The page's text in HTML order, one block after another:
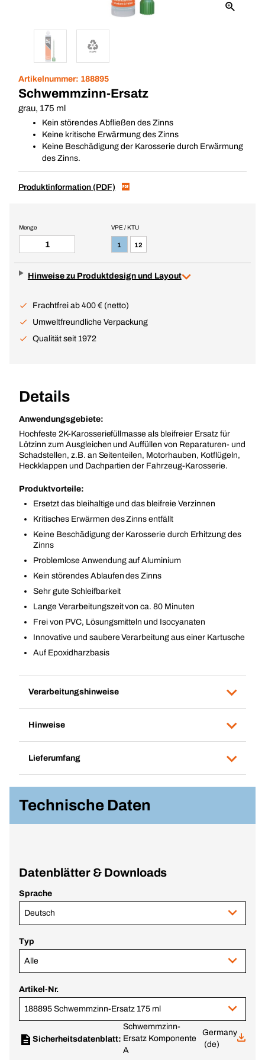
Artikelnummer: 188895
Schwemmzinn-Ersatz
grau, 175 ml
Kein störendes Abfließen des Zinns
Keine kritische Erwärmung des Zinns
Keine Beschädigung der Karosserie durch Erwärmung
des Zinns.
Produktinformation (PDF)
VPE / KTU
1 12
Menge
Hinweise zu Produktdesign und Layout
Frachtfrei ab 400 € (netto)
Umweltfreundliche Verpackung
Qualität seit 1972
Details
Anwendungsgebiete:
Hochfeste 2K-Karosseriefüllmasse als bleifreier Ersatz für
Lötzinn zum Ausgleichen und Auffüllen von Reparaturen- und
Schadstellen, z.B. an Seitenteilen, Motorhauben, Kotflügeln,
Heckklappen und Dachpartien der Fahrzeug-Karosserie.
Produktvorteile:
Ersetzt das bleihaltige und das bleifreie Verzinnen
Kritisches Erwärmen des Zinns entfällt
Keine Beschädigung der Karosserie durch Erhitzung des
Zinns
Problemlose Anwendung auf Aluminium
Kein störendes Ablaufen des Zinns
Sehr gute Schleifbarkeit
Lange Verarbeitungszeit von ca. 80 Minuten
Frei von PVC, Lösungsmitteln und Isocyanaten
Innovative und saubere Verarbeitung aus einer Kartusche
Auf Epoxidharzbasis
Verarbeitungshinweise
Hinweise
Lieferumfang
Technische Daten
Datenblätter & Downloads
Sprache
Deutsch
Typ
Alle
Artikel-Nr.
188895 Schwemmzinn-Ersatz 175 ml
Sicherheitsdatenblatt:
Schwemmzinn-
Ersatz Komponente
A
Germany
(de)